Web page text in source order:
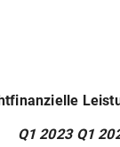
Q1 2023 Q1